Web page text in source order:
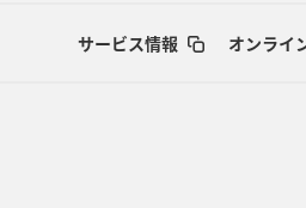
サービス情報 オンライ